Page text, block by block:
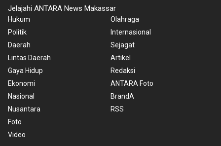
Jelajahi ANTARA News Makassar
Hukum
Politik
Daerah
Lintas Daerah
Gaya Hidup
Ekonomi
Nasional
Nusantara
Foto
Video
Olahraga
Internasional
Sejagat
Artikel
Redaksi
ANTARA Foto
BrandA
RSS